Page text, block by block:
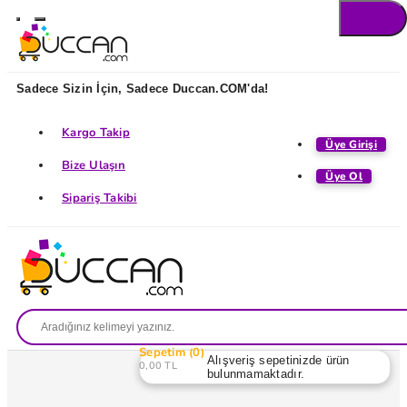
Sadece Sizin İçin, Sadece Duccan.COM'da!
Üye Girişi
Üye Ol
Kargo Takip
Bize Ulaşın
Sipariş Takibi
Sepetim 0
0,00 TL
Alışveriş sepetinizde ürün
bulunmamaktadır.